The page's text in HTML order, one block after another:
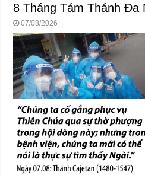
8 Tháng Tám Thánh Ða
07/08/2026